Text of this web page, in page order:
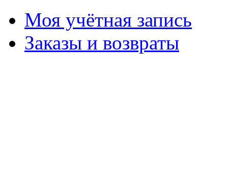
Моя учётная запись
Заказы и возвраты